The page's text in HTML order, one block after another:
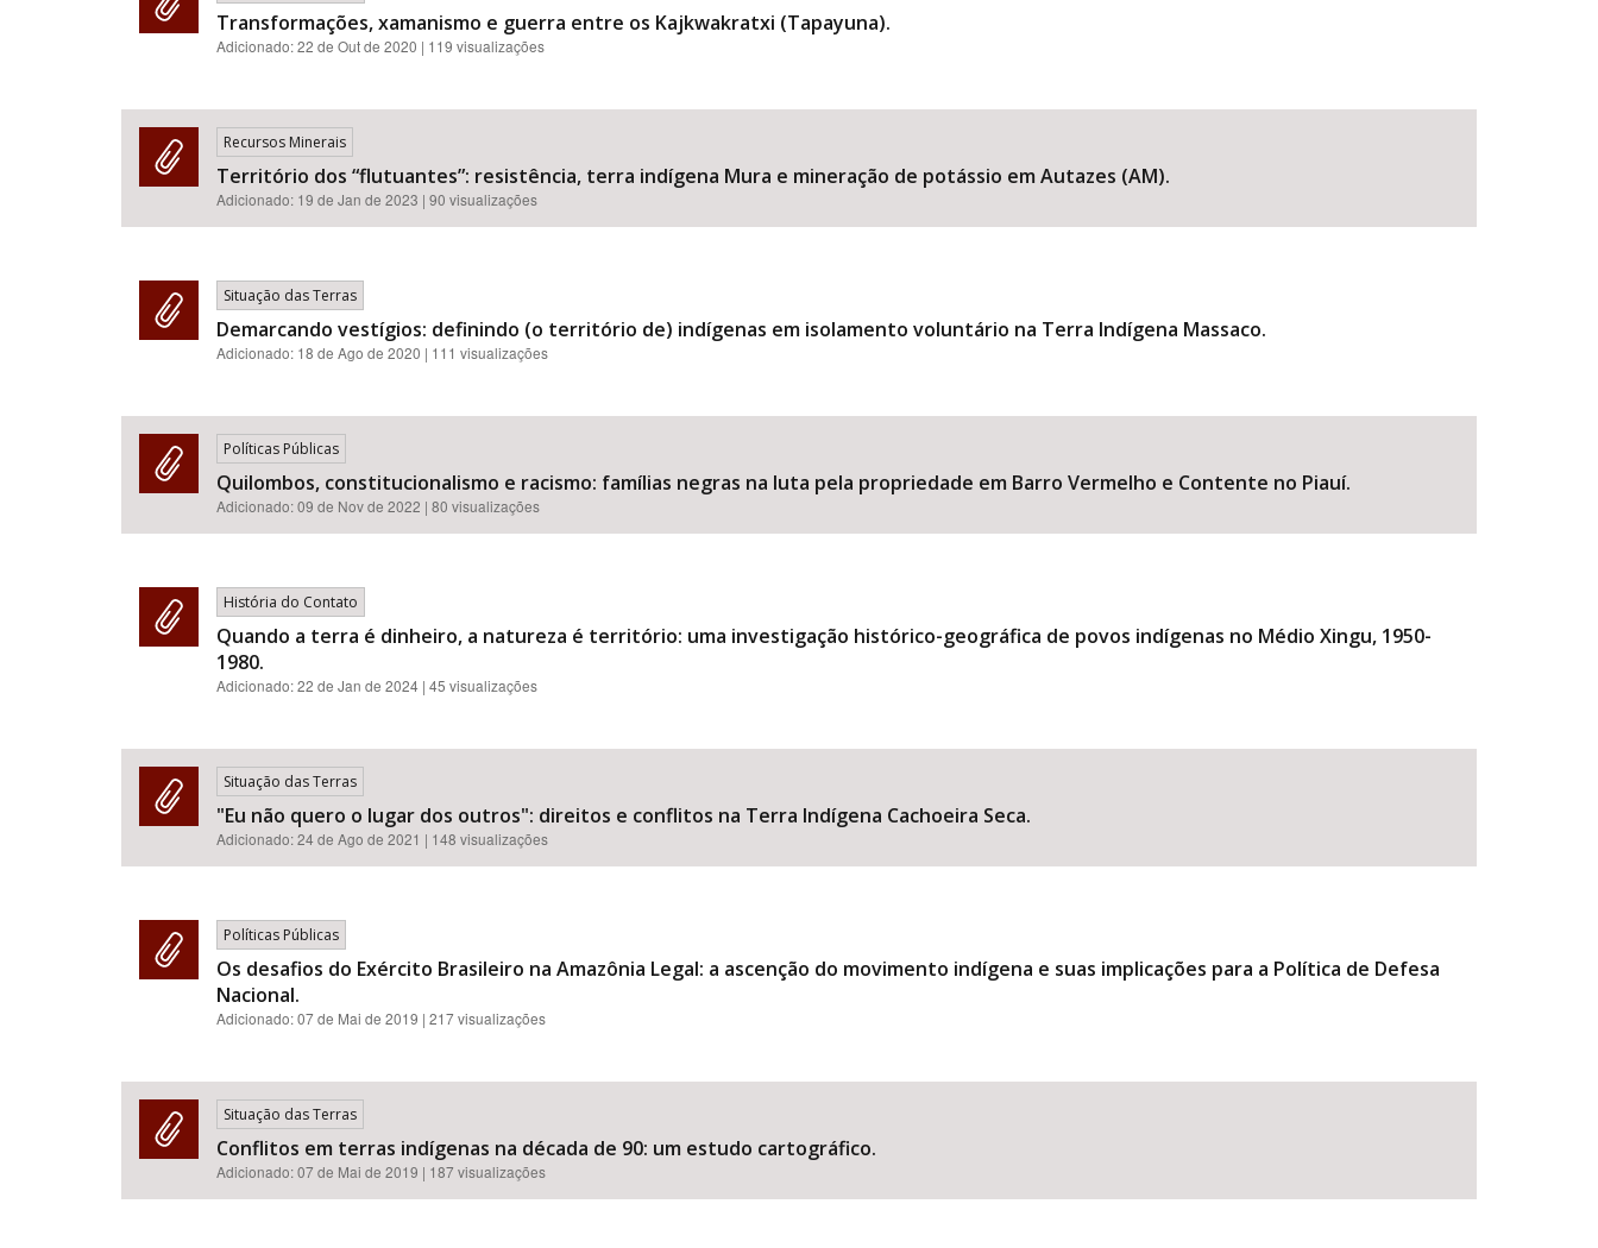
Transformações, xamanismo e guerra entre os Kajkwakratxi (Tapayuna).
Adicionado:22 de Out de 2020 | 119 visualizações
Recursos Minerais
Território dos “flutuantes”: resistência, terra indígena Mura e mineração de potássio em Autazes (AM).
Adicionado: 19 de Jan de 2023 | 90 visualizações
Situação das Terras
Demarcando vestígios: definindo (o território de) indígenas em isolamento voluntário na Terra Indígena Massaco.
Adicionado: 18 de Ago de 2020 | 111 visualizações
Políticas Públicas
Quilombos, constitucionalismo e racismo: famílias negras na luta pela propriedade em Barro Vermelho e Contente no Piauí.
Adicionado:09 de Nov de 2022 | 80 visualizações
História do Contato
Quando a terra é dinheiro, a natureza é território: uma investigação histórico-geográfica de povos indígenas no Médio Xingu, 1950-
1980.
Adicionado:22 de Jan de 2024 | 45 visualizações
Situação das Terras
"Eu não quero o lugar dos outros": direitos e conflitos na Terra Indígena Cachoeira Seca.
Adicionado:24 de Ago de 2021 | 148 visualizações
Políticas Públicas
Os desafios do Exército Brasileiro na Amazônia Legal: a ascenção do movimento indígena e suas implicações para a Política de Defesa
Nacional.
Adicionado:07 de Mai de 2019 | 217 visualizações
Situação das Terras
Conflitos em terras indígenas na década de 90: um estudo cartográfico.
Adicionado:07 de Mai de 2019 | 187 visualizações